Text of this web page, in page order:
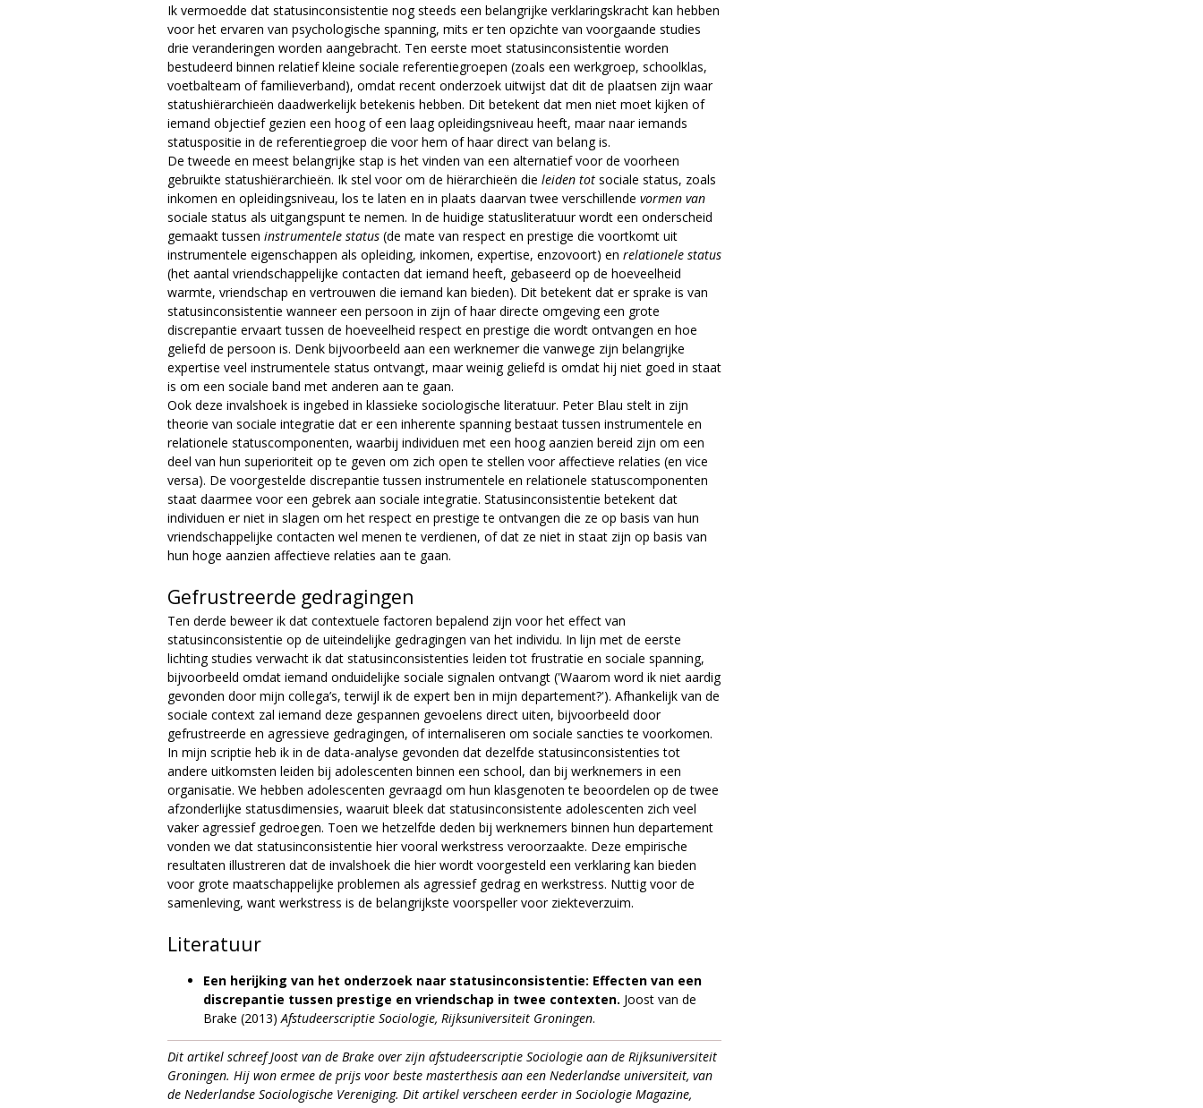
Ik vermoedde dat statusinconsistentie nog steeds een belangrijke verklaringskracht kan hebben
voor het ervaren van psychologische spanning, mits er ten opzichte van voorgaande studies
drie veranderingen worden aangebracht. Ten eerste moet statusinconsistentie worden
bestudeerd binnen relatief kleine sociale referentiegroepen (zoals een werkgroep, schoolklas,
voetbalteam of familieverband), omdat recent onderzoek uitwijst dat dit de plaatsen zijn waar
statushiërarchieën daadwerkelijk betekenis hebben. Dit betekent dat men niet moet kijken of
iemand objectief gezien een hoog of een laag opleidingsniveau heeft, maar naar iemands
statuspositie in de referentiegroep die voor hem of haar direct van belang is.
De tweede en meest belangrijke stap is het vinden van een alternatief voor de voorheen
gebruikte statushiërarchieën. Ik stel voor om de hiërarchieën die leiden tot sociale status, zoals
inkomen en opleidingsniveau, los te laten en in plaats daarvan twee verschillende vormen van
sociale status als uitgangspunt te nemen. In de huidige statusliteratuur wordt een onderscheid
gemaakt tussen instrumentele status (de mate van respect en prestige die voortkomt uit
instrumentele eigenschappen als opleiding, inkomen, expertise, enzovoort) en relationele status
(het aantal vriendschappelijke contacten dat iemand heeft, gebaseerd op de hoeveelheid
warmte, vriendschap en vertrouwen die iemand kan bieden). Dit betekent dat er sprake is van
statusinconsistentie wanneer een persoon in zijn of haar directe omgeving een grote
discrepantie ervaart tussen de hoeveelheid respect en prestige die wordt ontvangen en hoe
geliefd de persoon is. Denk bijvoorbeeld aan een werknemer die vanwege zijn belangrijke
expertise veel instrumentele status ontvangt, maar weinig geliefd is omdat hij niet goed in staat
is om een sociale band met anderen aan te gaan.
Ook deze invalshoek is ingebed in klassieke sociologische literatuur. Peter Blau stelt in zijn
theorie van sociale integratie dat er een inherente spanning bestaat tussen instrumentele en
relationele statuscomponenten, waarbij individuen met een hoog aanzien bereid zijn om een
deel van hun superioriteit op te geven om zich open te stellen voor affectieve relaties (en vice
versa). De voorgestelde discrepantie tussen instrumentele en relationele statuscomponenten
staat daarmee voor een gebrek aan sociale integratie. Statusinconsistentie betekent dat
individuen er niet in slagen om het respect en prestige te ontvangen die ze op basis van hun
vriendschappelijke contacten wel menen te verdienen, of dat ze niet in staat zijn op basis van
hun hoge aanzien affectieve relaties aan te gaan.
Gefrustreerde gedragingen
Ten derde beweer ik dat contextuele factoren bepalend zijn voor het effect van
statusinconsistentie op de uiteindelijke gedragingen van het individu. In lijn met de eerste
lichting studies verwacht ik dat statusinconsistenties leiden tot frustratie en sociale spanning,
bijvoorbeeld omdat iemand onduidelijke sociale signalen ontvangt ('Waarom word ik niet aardig
gevonden door mijn collega’s, terwijl ik de expert ben in mijn departement?'). Afhankelijk van de
sociale context zal iemand deze gespannen gevoelens direct uiten, bijvoorbeeld door
gefrustreerde en agressieve gedragingen, of internaliseren om sociale sancties te voorkomen.
In mijn scriptie heb ik in de data-analyse gevonden dat dezelfde statusinconsistenties tot
andere uitkomsten leiden bij adolescenten binnen een school, dan bij werknemers in een
organisatie. We hebben adolescenten gevraagd om hun klasgenoten te beoordelen op de twee
afzonderlijke statusdimensies, waaruit bleek dat statusinconsistente adolescenten zich veel
vaker agressief gedroegen. Toen we hetzelfde deden bij werknemers binnen hun departement
vonden we dat statusinconsistentie hier vooral werkstress veroorzaakte. Deze empirische
resultaten illustreren dat de invalshoek die hier wordt voorgesteld een verklaring kan bieden
voor grote maatschappelijke problemen als agressief gedrag en werkstress. Nuttig voor de
samenleving, want werkstress is de belangrijkste voorspeller voor ziekteverzuim.
Literatuur
Een herijking van het onderzoek naar statusinconsistentie: Effecten van een
discrepantie tussen prestige en vriendschap in twee contexten. Joost van de
Brake (2013) Afstudeerscriptie Sociologie, Rijksuniversiteit Groningen.
Dit artikel schreef Joost van de Brake over zijn afstudeerscriptie Sociologie aan de Rijksuniversiteit
Groningen. Hij won ermee de prijs voor beste masterthesis aan een Nederlandse universiteit, van
de Nederlandse Sociologische Vereniging. Dit artikel verscheen eerder in Sociologie Magazine,